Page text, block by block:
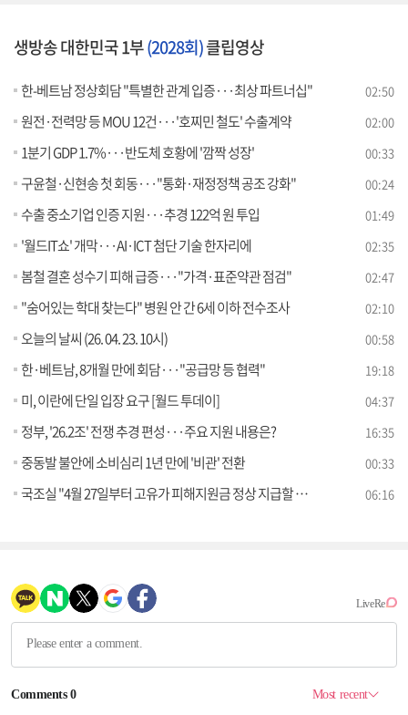
생방송 대한민국 1부(2028회)클립영상
한-베트남 정상회담 "특별한 관계 입증···최상 파트너십" 02:50
원전·전력망 등 MOU 12건···'호찌민 철도' 수출계약 02:00
1분기 GDP 1.7%···반도체 호황에 '깜짝 성장' 00:33
구윤철·신현송 첫 회동···"통화·재정정책 공조 강화" 00:24
수출 중소기업 인증 지원···추경 122억 원 투입 01:49
'월드IT쇼' 개막···AI·ICT 첨단 기술 한자리에 02:35
봄철 결혼 성수기 피해 급증···"가격·표준약관 점검" 02:47
"숨어있는 학대 찾는다" 병원 안 간 6세 이하 전수조사 02:10
오늘의 날씨 (26. 04. 23. 10시) 00:58
한·베트남, 8개월 만에 회담···"공급망 등 협력" 19:18
미, 이란에 단일 입장 요구 [월드 투데이] 04:37
정부, '26.2조' 전쟁 추경 편성···주요 지원 내용은? 16:35
중동발 불안에 소비심리 1년 만에 '비관' 전환 00:33
국조실 "4월 27일부터 고유가 피해지원금 정상 지급할 계획" [정책 바로보기] 06:16